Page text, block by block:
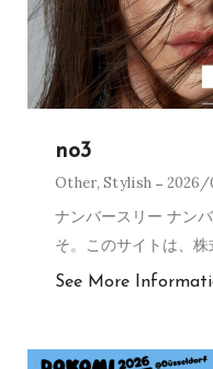
no3
Other,Stylish 2026/
ナンバースリー ナン
そ。このサイトは、
See More